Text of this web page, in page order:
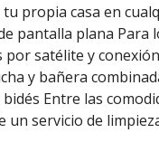
propia casa en
pantalla plana Para
por satélite y
y bañera
Entre las
un servicio de